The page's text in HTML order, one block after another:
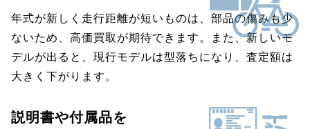
年式が新しく走行距離が短いものは、部品の傷みも少
ないため、高価買取が期待できます。また、新しいモ
デルが出ると、現行モデルは型落ちになり、査定額は
大きく下がります。
説明書や付属品を